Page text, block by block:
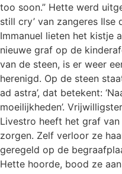
too soon.” Hette werd
still cry’ van zangeres Ilse
Immanuel lieten het kistje
nieuwe graf op de
van de steen, is er weer
herenigd. Op de steen
ad astra’, dat betekent:
moeilijkheden’.
Livestro heeft het graf
zorgen. Zelf verloor ze
geregeld op de
Hette hoorde, bood ze